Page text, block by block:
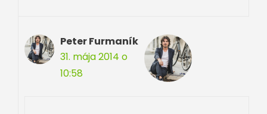
Peter Furmaník
31. mája 2014 o
10:58